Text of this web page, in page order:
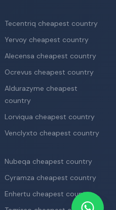
Tecentriq cheapest country
Yervoy cheapest country
Alecensa cheapest country
Ocrevus cheapest country
Aldurazyme cheapest
country
Lorviqua cheapest country
Venclyxto cheapest country
Nubeqa cheapest country
Cyramza cheapest country
Enhertu cheapest country